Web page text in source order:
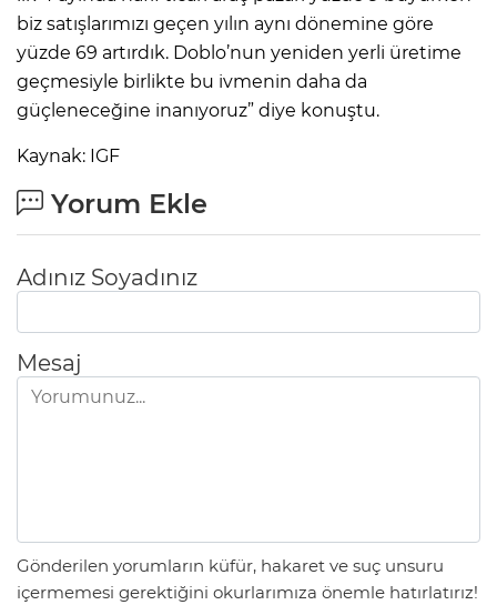
biz satışlarımızı geçen yılın aynı dönemine göre
yüzde 69 artırdık. Doblo’nun yeniden yerli üretime
geçmesiyle birlikte bu ivmenin daha da
güçleneceğine inanıyoruz” diye konuştu.
Kaynak: IGF
Yorum Ekle
Adınız Soyadınız
Mesaj
Gönderilen yorumların küfür, hakaret ve suç unsuru
içermemesi gerektiğini okurlarımıza önemle hatırlatırız!